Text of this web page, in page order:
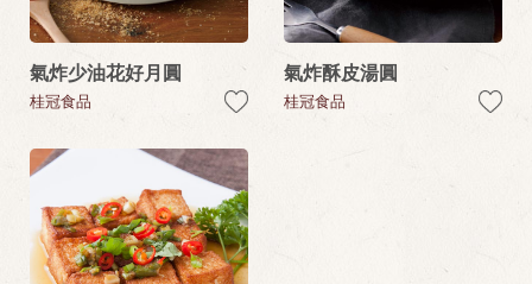
氣炸少油花好月圓
桂冠食品
氣炸酥皮湯圓
桂冠食品